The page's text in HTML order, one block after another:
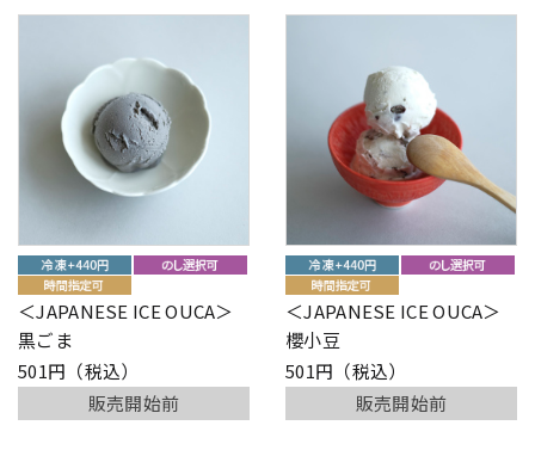
＜JAPANESE ICE OUCA＞
黒ごま
501円（税込）
販売開始前
＜JAPANESE ICE OUCA＞
櫻小豆
501円（税込）
販売開始前